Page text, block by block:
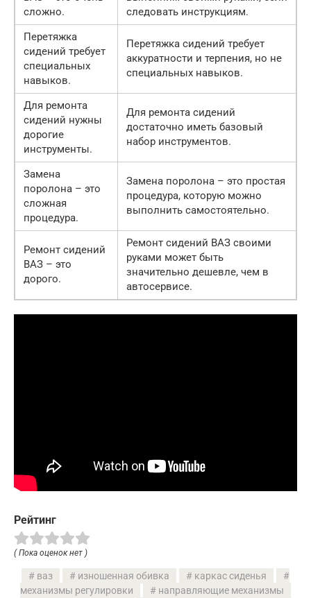
сложно.
следовать инструкциям.
Перетяжка
сидений требует
специальных
навыков.
Перетяжка сидений требует
аккуратности и терпения, но не
специальных навыков.
Для ремонта
сидений нужны
дорогие
инструменты.
Для ремонта сидений
достаточно иметь базовый
набор инструментов.
Замена
поролона – это
сложная
процедура.
Замена поролона – это простая
процедура, которую можно
выполнить самостоятельно.
Ремонт сидений
ВАЗ – это
дорого.
Ремонт сидений ВАЗ своими
руками может быть
значительно дешевле, чем в
автосервисе.
Рейтинг
( Пока оценок нет )
ваз изношенная обивка
каркас сиденья
механизмы регулировки
направляющие механизмы